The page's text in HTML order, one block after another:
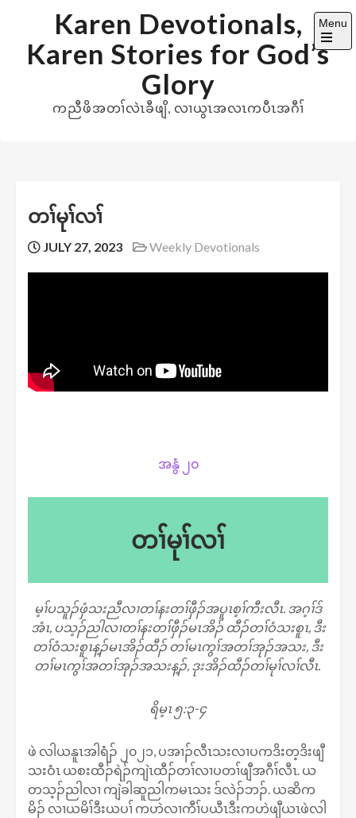
content
Karen Devotionals,
Karen Stories for God’s
Glory
ကညီဖိအတၢ်လဲၤခီဖျိ, လၢယွၤအလၤကပီၤအဂီၢ်
Menu
Open
the
တၢ်မုၢ်လၢ်
JULY 27, 2023 Weekly Devotionals
အ​​နွံ ၂၀
တၢ်မုၢ်လၢ်
မ့ၢ်ပသူၣ်ဖှံသးညီလၢတၢ်နးတၢ်ဖှီၣ်အပူၤစ့ၢ်ကီးလီၤ. အဂ့ၢ်ဒ်
အံၤ, ပသ့ၣ်ညါလၢတၢ်နးတၢ်ဖှီၣ်မၤအိၣ် ထီၣ်တၢ်ဝံသးစူၤ, ဒီး
တၢ်ဝံသးစူၤန့ၣ်မၤအိၣ်ထီၣ် တၢ်မၤကွၢ်အတၢ်အုၣ်အသး, ဒီး
တၢ်မၤကွၢ်အတၢ်အုၣ်အသးန့ၣ်, ဒုးအိၣ်ထီၣ်တၢ်မုၢ်လၢ်လီၤ.
ရိမ့ၤ ၅:၃-၄
ဖဲ လါယနူၤအါရံၣ် ၂၀၂၁, ပအၢၣ်လီၤသးလၢပကဒိးတ့ဒိးဖျီ
သးဝံၤ ယစးထီၣ်ရဲၣ်ကျဲၤထီၣ်တၢ်လၢပတၢ်ဖျီအဂီၢ်လီၤ. ယ
တသ့ၣ်ညါလၢ ကျဲခါဆူညါကမၤသး ဒ်လဲၣ်ဘၣ်. ယဆိက
မိၣ် လၢယမိၢ်ဒီးယပၢ် ကဟဲလၢကီၢ်ပယီၤဒီးကဟဲဖျီယၤဖဲလါ